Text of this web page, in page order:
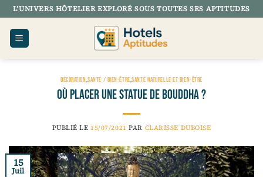
Passer
au
contenu
L’UNIVERS HÔTELIER EXPLORÉ SOUS TOUTES SES APTITUDES
DÉCORATION,SANTÉ / BIEN-ÊTRE,SANTÉ NATURELLE ET BIEN-ÊTRE
Où placer une statue de Bouddha ?
PUBLIÉ LE 15/07/2021 PAR CLARISSE DUBOISE
15
Juil